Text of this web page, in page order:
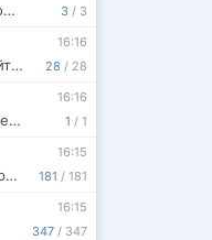
3 / 3
Давай поговорим о прошлом времени
28 / 28
16:16
Открытое письмо моей хейтерке, вы её знаете...
1 / 1
16:16
Плюс вайб от классной песенки
181 / 181
16:15
Кому сдалась русская история?
347/ 347
16:15